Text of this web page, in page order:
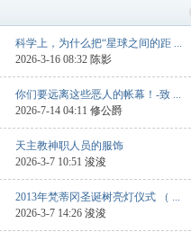
科学上，为什么把“星球之间的距 ...
2026-3-16 08:32 陈影
你们要远离这些恶人的帐幕！-致 ...
2026-7-14 04:11 修公爵
天主教神职人员的服饰
2026-3-7 10:51 浚浚
2013年梵蒂冈圣诞树亮灯仪式 （ ...
2026-3-7 14:26 浚浚